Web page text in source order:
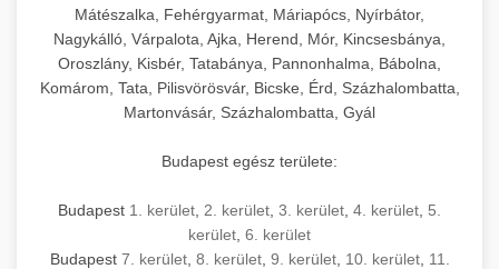
Mátészalka, Fehérgyarmat, Máriapócs, Nyírbátor,
Nagykálló, Várpalota, Ajka, Herend, Mór, Kincsesbánya,
Oroszlány, Kisbér, Tatabánya, Pannonhalma, Bábolna,
Komárom, Tata, Pilisvörösvár, Bicske, Érd, Százhalombatta,
Martonvásár, Százhalombatta, Gyál
Budapest egész területe:
Budapest 1. kerület 2. kerület 3. kerület 4. kerület 5.
kerület 6. kerület
Budapest 7. kerület, 8. kerület, 9. kerület, 10. kerület, 11.